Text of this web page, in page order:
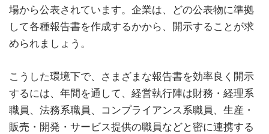
場から公表されています。企業は、どの公表物に準拠
して各種報告書を作成するかから、開示することが求
められましょう。
こうした環境下で、さまざまな報告書を効率良く開示
するには、年間を通して、経営執行陣は財務・経理系
職員、法務系職員、コンプライアンス系職員、生産・
販売・開発・サービス提供の職員などと密に連携する